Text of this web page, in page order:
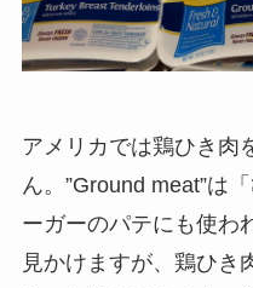
アメリカでは鶏ひき肉
ん。”Ground meat”は
ーガーのパテにも使わ
見かけますが、鶏ひき